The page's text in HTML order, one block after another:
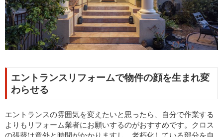
エントランスリフォームで物件の顔を生まれ変
わらせる
エントランスの雰囲気を変えたいと思ったら、自分で作業する
よりもリフォーム業者にお願いするのがおすすめです。クロス
の張替は意外と時間がかかりますし、老朽化している部分を自